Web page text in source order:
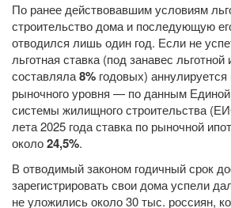
По ранее действовавшим условиям
строительство дома и последующую
отводился лишь один год. Если не
льготная ставка (под занавес льготной
составляла8% годовых)
рыночного уровня — по данным
системы жилищного строительства
лета 2025 года ставка по рыночной
около24,5%.
В отводимый законом годичный срок
зарегистрировать свои дома успели
не уложились около 30 тыс. россиян,